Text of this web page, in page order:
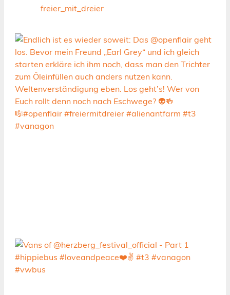
freier_mit_dreier